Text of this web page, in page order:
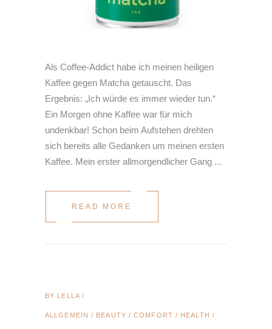
Als Coffee-Addict habe ich meinen heiligen
Kaffee gegen Matcha getauscht. Das
Ergebnis: „Ich würde es immer wieder tun.“
Ein Morgen ohne Kaffee war für mich
undenkbar! Schon beim Aufstehen drehten
sich bereits alle Gedanken um meinen ersten
Kaffee. Mein erster allmorgendlicher Gang
READ MORE
BY LELLA
ALLGEMEIN / BEAUTY /COMFORT / HEALTH /